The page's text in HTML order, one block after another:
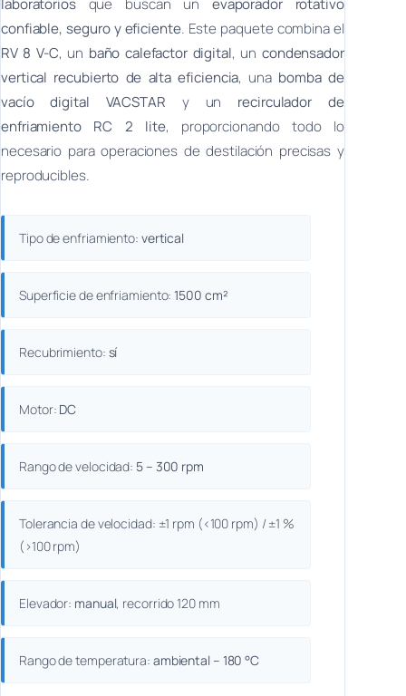
confiable, seguro y eficiente. Este paquete combina el
RV 8 V-C, un baño calefactor digital, un condensador
vertical recubierto de alta eficiencia, una bomba de
vacío digital VACSTAR y un recirculador de
enfriamiento RC 2 lite, proporcionando todo lo
necesario para operaciones de destilación precisas y
reproducibles.
Tipo de enfriamiento: vertical
Superficie de enfriamiento:1500 cm²
Recubrimiento: sí
Motor: DC
Rango de velocidad: 5 – 300 rpm
Tolerancia de velocidad: ±1 rpm (<100 rpm) / ±1 %
(>100 rpm)
Elevador: manual, recorrido 120 mm
Rango de temperatura: ambiental – 180 °C